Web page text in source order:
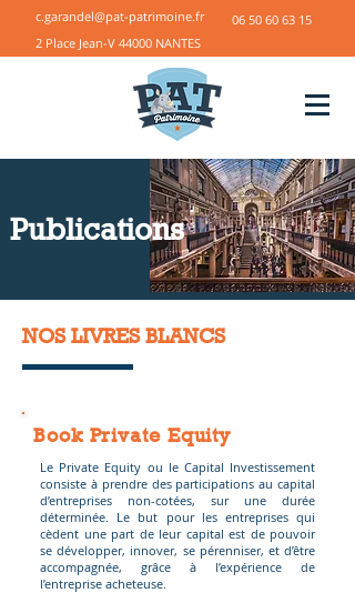
c.garandel@pat-patrimoine.fr
06 50 60 63 15
2 Place Jean-V 44000 NANTES
Publications
NOS LIVRES BLANCS
Book Private Equity
Le Private Equity ou le Capital Investissement
consiste à prendre des participations au capital
d’entreprises non-cotées, sur une durée
déterminée. Le but pour les entreprises qui
cèdent une part de leur capital est de pouvoir
se développer, innover, se pérenniser, et d’être
accompagnée, grâce à l’expérience de
l’entreprise acheteuse.